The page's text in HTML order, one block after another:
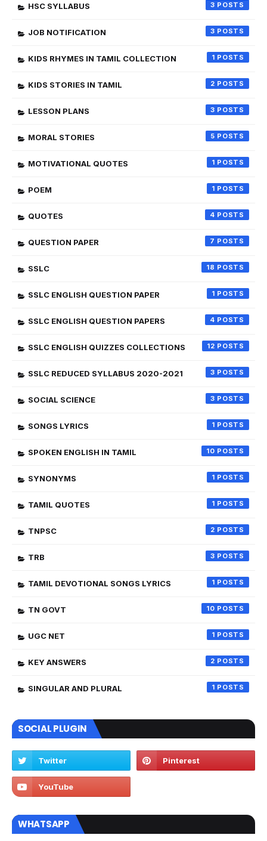
HSC SYLLABUS 3
JOB NOTIFICATION 3
KIDS RHYMES IN TAMIL COLLECTION 1
KIDS STORIES IN TAMIL 2
LESSON PLANS 3
MORAL STORIES 5
MOTIVATIONAL QUOTES 1
POEM 1
QUOTES 4
QUESTION PAPER 7
SSLC 18
SSLC ENGLISH QUESTION PAPER 1
SSLC ENGLISH QUESTION PAPERS 4
SSLC ENGLISH QUIZZES COLLECTIONS 12
SSLC REDUCED SYLLABUS 2020-2021 3
SOCIAL SCIENCE 3
SONGS LYRICS 1
SPOKEN ENGLISH IN TAMIL 10
SYNONYMS 1
TAMIL QUOTES 1
TNPSC 2
TRB 3
TAMIL DEVOTIONAL SONGS LYRICS 1
TN GOVT 10
UGC NET 1
KEY ANSWERS 2
SINGULAR AND PLURAL 1
SOCIAL PLUGIN
WHATSAPP